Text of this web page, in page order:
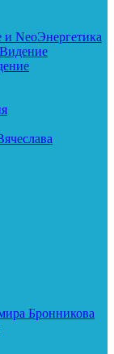
и NeoЭнергетика
Бронникова